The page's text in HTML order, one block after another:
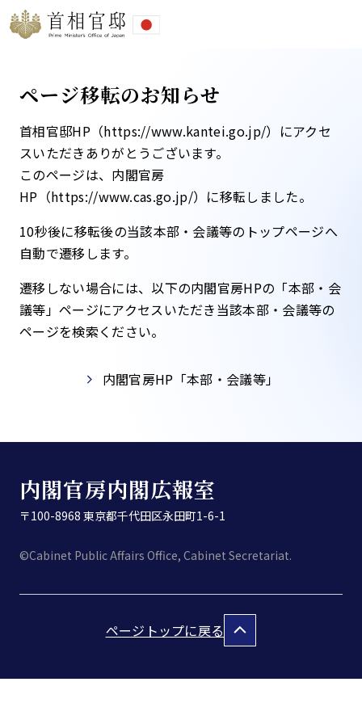
ページ移転のお知らせ
首相官邸HP（https://www.kantei.go.jp/）にアクセ
スいただきありがとうございます。
このページは、内閣官房
HP（https://www.cas.go.jp/）に移転しました。​
10秒後に移転後の当該本部・会議等のトップページへ
自動で遷移します。​
遷移しない場合には、以下の内閣官房HPの「本部・会
議等」ページにアクセスいただき当該本部・会議等の
ページを検索ください。​
内閣官房HP「本部・会議等」​
内閣官房内閣広報室
〒100-8968 東京都千代田区永田町1-6-1
©Cabinet Public Affairs Office, Cabinet Secretariat.
ページトップに戻る